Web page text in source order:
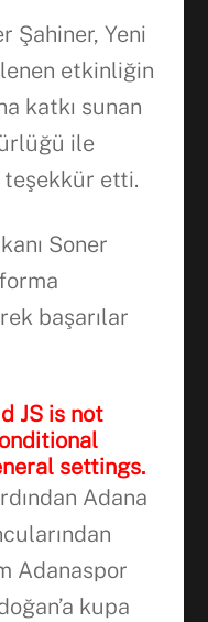
Şahiner, Yeni
etkinliğin
katkı sunan
ile
teşekkür etti.
Soner
başarılar
JS is not
settings.
Adana
Adanaspor
kupa
Facebook